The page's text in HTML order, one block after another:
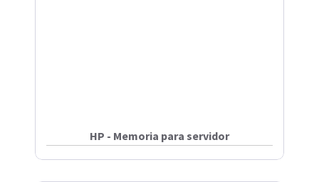
HP - Memoria para servidor